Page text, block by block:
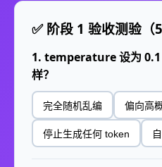
✅ 阶段 1 验收测验（5
1. temperature 设为 0.1
样？
完全随机乱编 偏向高
停止生成任何 token